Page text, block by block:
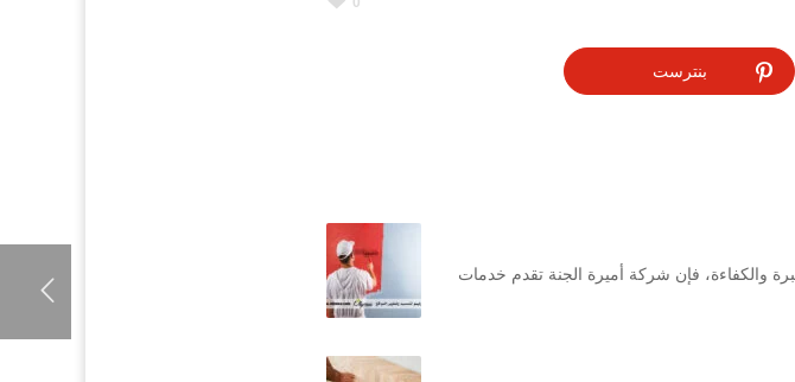
بنترست
والكفاءة، فإن شركة أميرة الجنة تقدم خدمات